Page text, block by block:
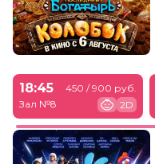
18:45
Зал №8
450 / 900 руб.
2D